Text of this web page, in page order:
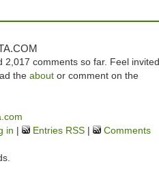
2,017 comments so far. Feel invited
the about or comment on the
in | Entries RSS |
Comments